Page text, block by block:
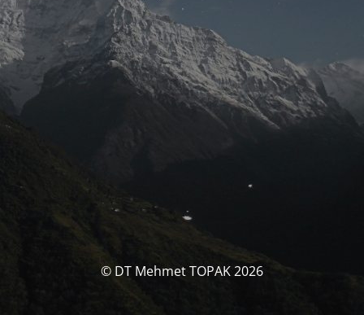
© DT Mehmet TOPAK 2026